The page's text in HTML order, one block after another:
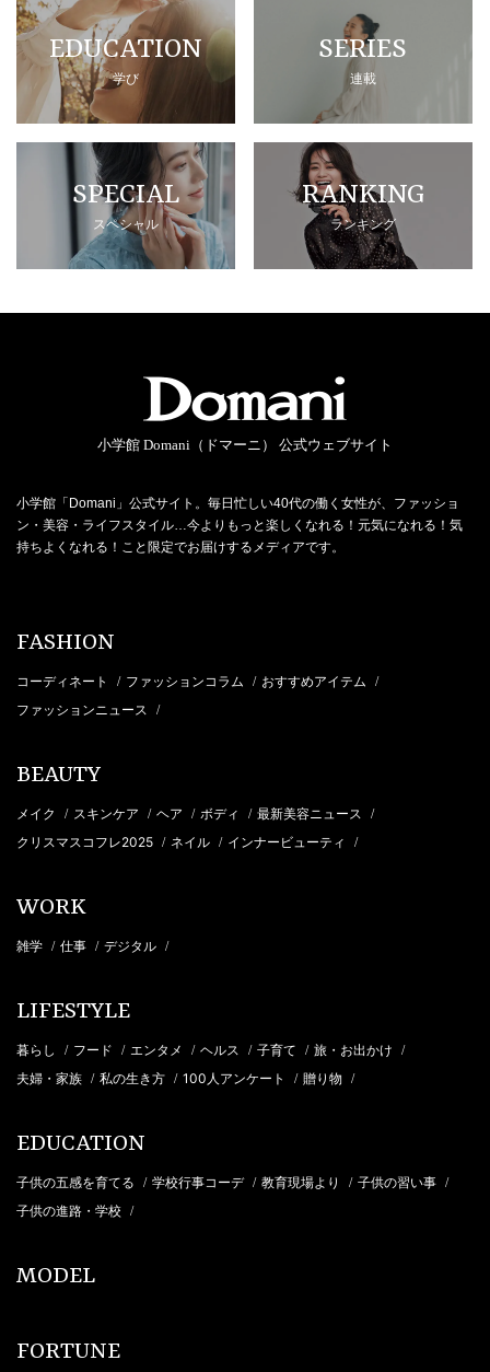
EDUCATION
学び
SERIES
連載
SPECIAL
スペシャル
RANKING
ランキング
小学館 Domani（ドマーニ） 公式ウェブサイト
小学館「Domani」公式サイト。毎日忙しい40代の働く女性が、ファッショ
ン・美容・ライフスタイル…今よりもっと楽しくなれる！元気になれる！気
持ちよくなれる！こと限定でお届けするメディアです。
FASHION
コーディネート / ファッションコラム / おすすめアイテム /
ファッションニュース /
BEAUTY
メイク / スキンケア / ヘア / ボディ / 最新美容ニュース /
クリスマスコフレ2025 / ネイル / インナービューティ /
WORK
雑学 / 仕事 / デジタル /
LIFESTYLE
暮らし / フード / エンタメ / ヘルス / 子育て / 旅・お出かけ /
夫婦・家族 / 私の生き方 / 100人アンケート / 贈り物 /
EDUCATION
子供の五感を育てる / 学校行事コーデ / 教育現場より / 子供の習い事 /
子供の進路・学校 /
MODEL
FORTUNE